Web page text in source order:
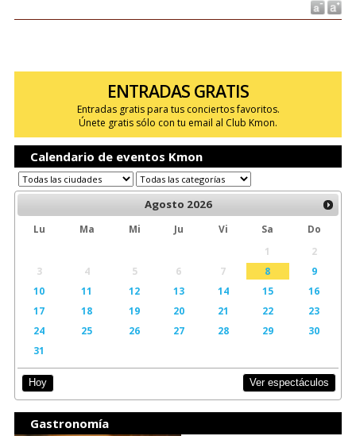
ENTRADAS GRATIS
Entradas gratis para tus conciertos favoritos.
Únete gratis sólo con tu email al Club Kmon.
Calendario de eventos Kmon
Agosto 2026
Lu Ma Mi Ju Vi Sa
Do
1
2
3
4 5 6 7 8
9
10
11 12 13 14 15
16
17
18 19 20 21 22
23
24
25 26 27 28 29
30
31
Hoy Ver espectáculos
Gastronomía